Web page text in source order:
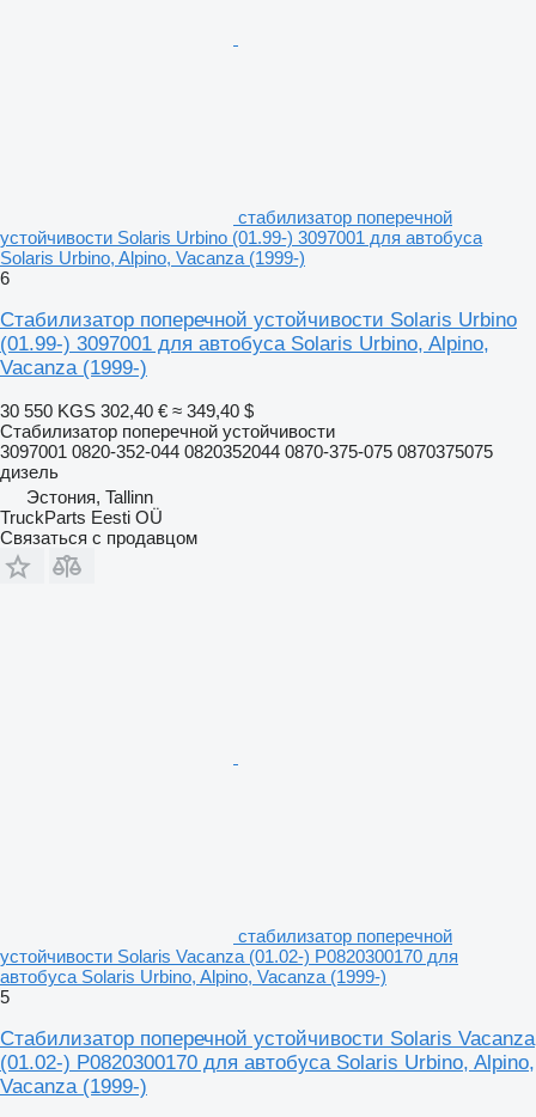
стабилизатор поперечной
устойчивости Solaris Urbino (01.99-) 3097001 для автобуса
Solaris Urbino, Alpino, Vacanza (1999-)
6
Стабилизатор поперечной устойчивости Solaris Urbino
(01.99-) 3097001 для автобуса Solaris Urbino, Alpino,
Vacanza (1999-)
30 550 KGS 302,40 € ≈ 349,40 $
Стабилизатор поперечной устойчивости
3097001 0820-352-044 0820352044 0870-375-075 0870375075
дизель
Эстония, Tallinn
TruckParts Eesti OÜ
Связаться с продавцом
стабилизатор поперечной
устойчивости Solaris Vacanza (01.02-) P0820300170 для
автобуса Solaris Urbino, Alpino, Vacanza (1999-)
5
Стабилизатор поперечной устойчивости Solaris Vacanza
(01.02-) P0820300170 для автобуса Solaris Urbino, Alpino,
Vacanza (1999-)